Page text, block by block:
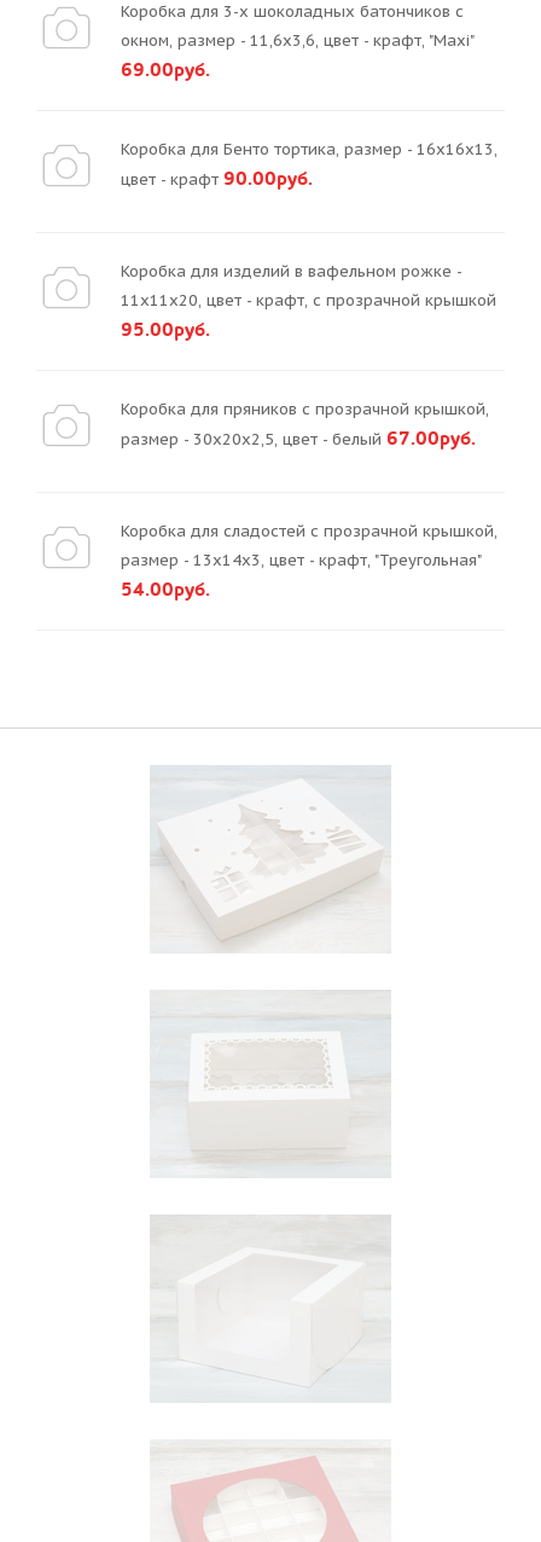
Коробка для 3-х шоколадных батончиков с
окном, размер - 11,6х3,6, цвет - крафт, "Maxi"
69.00руб.
Коробка для Бенто тортика, размер - 16х16х13,
цвет - крафт 90.00руб.
Коробка для изделий в вафельном рожке -
11х11х20, цвет - крафт, с прозрачной крышкой
95.00руб.
Коробка для пряников с прозрачной крышкой,
размер - 30х20х2,5, цвет - белый 67.00руб.
Коробка для сладостей с прозрачной крышкой,
размер - 13х14х3, цвет - крафт, "Треугольная"
54.00руб.